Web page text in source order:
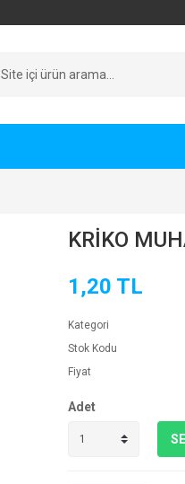
KRİKO
1,20 TL
Kategori
Stok Kodu
Fiyat
Adet